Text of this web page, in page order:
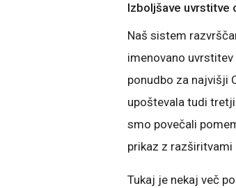
Izboljšave uvrstitve
Naš sistem
imenovano
ponudbo za najvišji
upoštevala tudi
smo povečali
prikaz z razširitvami
Tukaj je nekaj več